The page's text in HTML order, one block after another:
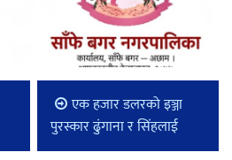
एक हजार डलरको इञ्जा
पुरस्कार ढुंगाना र सिंहलाई